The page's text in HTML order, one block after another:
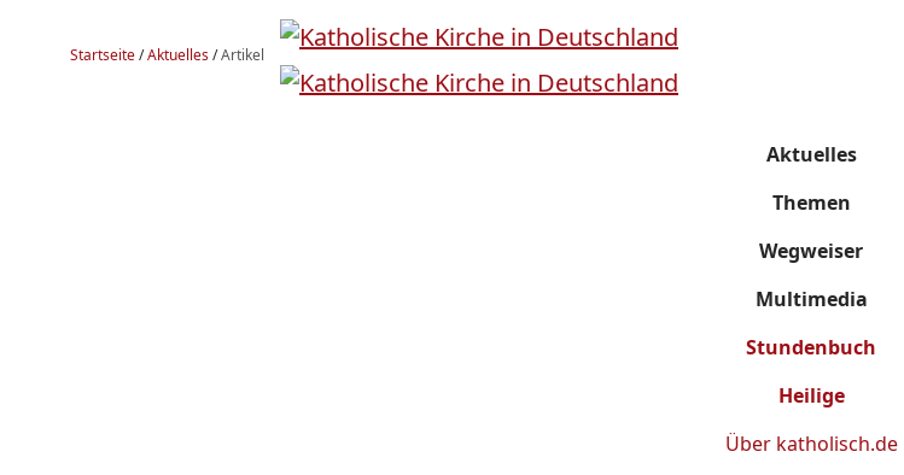
Startseite/Aktuelles/Artikel
Aktuelles
Themen
Wegweiser
Multimedia
Stundenbuch
Heilige
Über katholisch.de